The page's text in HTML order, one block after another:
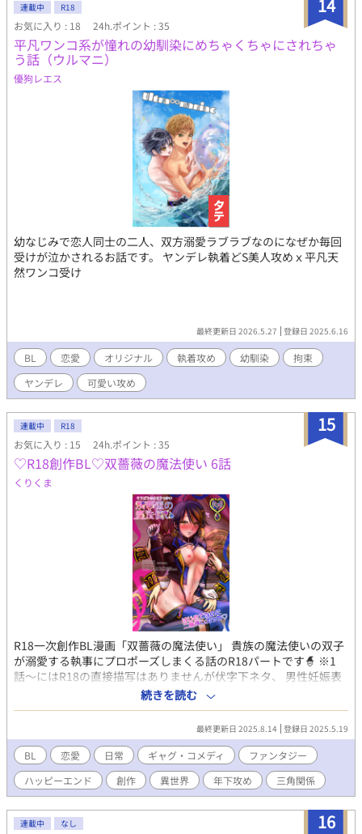
14
連載中 R18
お気に入り : 18 24h.ポイント : 35
平凡ワンコ系が憧れの幼馴染にめちゃくちゃにされちゃ
う話（ウルマニ）
優狗レエス
幼なじみで恋人同士の二人、双方溺愛ラブラブなのになぜか毎回
受けが泣かされるお話です。 ヤンデレ執着どS美人攻めｘ平凡天
然ワンコ受け
最終更新日 2026.5.27 登録日 2025.6.16
BL 恋愛 オリジナル 執着攻め 幼馴染
拘束
ヤンデレ
可愛い攻め
15
連載中 R18
お気に入り : 15 24h.ポイント : 35
♡R18創作BL♡双薔薇の魔法使い 6話
くりくま
R18一次創作BL漫画「双薔薇の魔法使い」 貴族の魔法使いの双子
が溺愛する執事にプロポーズしまくる話のR18パートです🧙 ※1
話〜にはR18の直接描写はありませんが伏字下ネタ、 男性妊娠表
現があるためR15にしております。 こちらから読めます ♡R15創
作BL♡双薔薇の魔法使い
https://www.alphapolis.co.jp/manga/552458178/409921296
続きを読む
最終更新日 2025.8.14 登録日 2025.5.19
BL 恋愛 日常 ギャグ・コメディ
ファンタジー
ハッピーエンド
創作 異世界 年下攻め 三角関係
16
連載中 なし